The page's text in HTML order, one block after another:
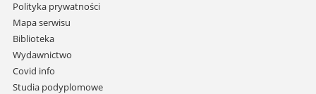
Pomiń
nawigację
i
przejdź
do
treści
Polityka prywatności
Mapa serwisu
Biblioteka
Wydawnictwo
Covid info
Studia podyplomowe